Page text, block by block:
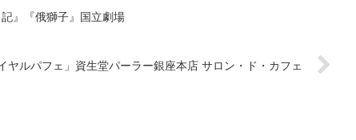
』『俄獅子』国立劇場
ヤルパフェ」資生堂パーラー銀座本店 サロン・ド・カフェ